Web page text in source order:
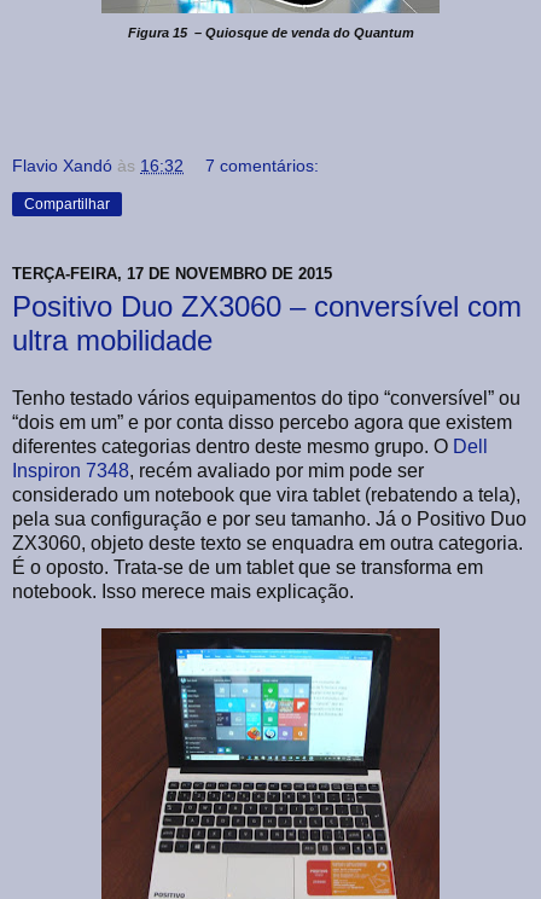
Figura 15 – Quiosque de venda do Quantum
Flavio Xandó às 16:32 7 comentários:
Compartilhar
TERÇA-FEIRA, 17 DE NOVEMBRO DE 2015
Positivo Duo ZX3060 – conversível com
ultra mobilidade
Tenho testado vários equipamentos do tipo “conversível” ou
“dois em um” e por conta disso percebo agora que existem
diferentes categorias dentro deste mesmo grupo. O Dell
Inspiron 7348, recém avaliado por mim pode ser
considerado um notebook que vira tablet (rebatendo a tela),
pela sua configuração e por seu tamanho. Já o Positivo Duo
ZX3060, objeto deste texto se enquadra em outra categoria.
É o oposto. Trata-se de um tablet que se transforma em
notebook. Isso merece mais explicação.